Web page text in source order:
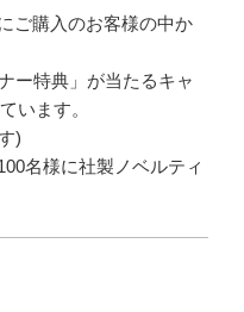
ご購入のお客様の中か
ー特典」が当たるキャ
います。
)
名様に社製ノベルティ